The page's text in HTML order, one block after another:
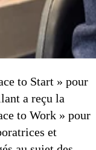
to Start » pour
a reçu la
to Work » pour
et